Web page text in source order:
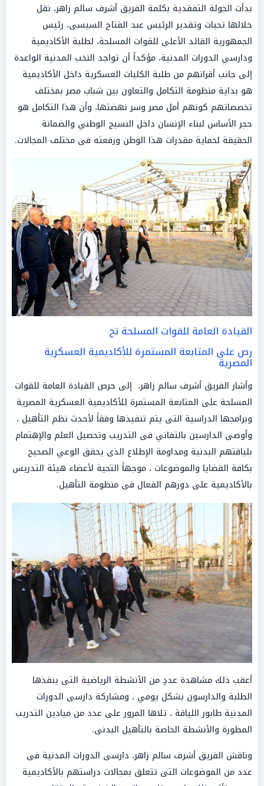
بدأت الجولة التفقدية بكلمة الفريق أشرف سالم زاهر، نقل
خلالها تحيات وتقدير الرئيس عبد الفتاح السيسى، رئيس
الجمهورية القائد الأعلى للقوات المسلحة، لطلبة الأكاديمية
ودارسي الدورات المدنية، مؤكداً أن تواجد النخب المدنية الواعدة
إلى جانب أقرانهم من طلبة الكليات العسكرية داخل الأكاديمية
هو بداية منظومة التكامل والتعاون بين شباب مصر بمختلف
تخصصاتهم كونهم أمل مصر وسر نهضتها، وأن هذا التكامل هو
حجر الأساس لبناء الإنسان داخل النسيج الوطني والضمانة
الحقيقة لحماية مقدرات هذا الوطن ورفعته فى مختلف المجالات.
القيادة العامة للقوات المسلحة تح
رص على المتابعة المستمرة للأكاديمية العسكرية
المصرية
وأشار الفريق أشرف سالم زاهر، إلى حرص القيادة العامة للقوات
المسلحة على المتابعة المستمرة للأكاديمية العسكرية المصرية
وبرامجها الدراسية التى يتم تنفيذها وفقاً لأحدث نظم التأهيل ،
وأوصى الدارسين بالتفاني فى التدريب وتحصيل العلم والإهتمام
بلياقتهم البدنية ومداومة الإطلاع الذى يحقق الوعي الصحيح
بكافة القضايا والموضوعات ، موجهاً التحية لأعضاء هيئة التدريس
بالأكاديمية على دورهم الفعال فى منظومة التأهيل.
أعقب ذلك مشاهدة عددٍ من الأنشطة الرياضية التى ينفذها
الطلبة والدارسون بشكل يومي ، ومشاركة دارسى الدورات
المدنية طابور اللياقة ، تلاها المرور على عدد من ميادين التدريب
المطورة والأنشطة الخاصة بالتأهيل البدنى.
وناقش الفريق أشرف سالم زاهر، دارسى الدورات المدنية فى
عدد من الموضوعات التى تتعلق بمجالات دراستهم بالأكاديمية